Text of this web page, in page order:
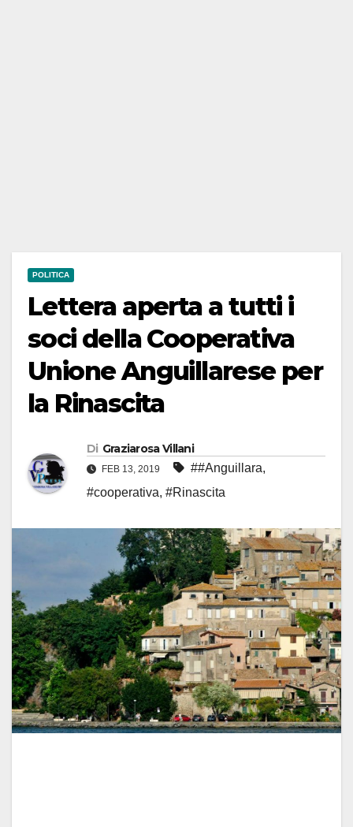
POLITICA
Lettera aperta a tutti i
soci della Cooperativa
Unione Anguillarese per
la Rinascita
Di Graziarosa Villani
FEB 13, 2019 ##Anguillara,
#cooperativa, #Rinascita